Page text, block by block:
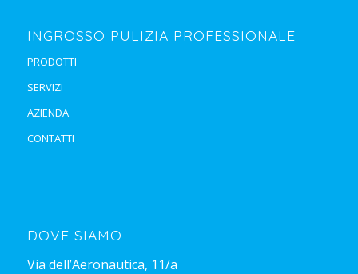
INGROSSO PULIZIA PROFESSIONALE
PRODOTTI
SERVIZI
AZIENDA
CONTATTI
DOVE SIAMO
Via dell’Aeronautica, 11/a